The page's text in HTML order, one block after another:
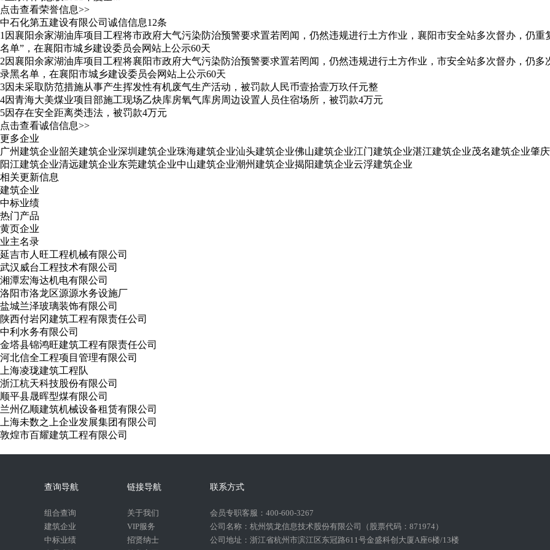
点击查看荣誉信息>>
中石化第五建设有限公司诚信信息12条
1 因襄阳余家湖油库项目工程将市政府大气污染防治预警要求置若罔闻，仍然违规进行土方作业，襄阳市安全站多次督办，仍
名单”，在襄阳市城乡建设委员会网站上公示60天
2因襄阳余家湖油库项目工程将襄阳市政府大气污染防治预警要求置若罔闻，仍然违规进行土方作业，市安全站多次督办，仍
录黑名单，在襄阳市城乡建设委员会网站上公示60天
3因未采取防范措施从事产生挥发性有机废气生产活动，被罚款人民币壹拾壹万玖仟元整
4因青海大美煤业项目部施工现场乙炔库房氧气库房周边设置人员住宿场所，被罚款4万元
5因存在安全距离类违法，被罚款4万元
点击查看诚信信息>>
更多企业
广州建筑企业韶关建筑企业深圳建筑企业珠海建筑企业汕头建筑企业佛山建筑企业江门建筑企业湛江建筑企业茂名建筑企业肇
阳江建筑企业清远建筑企业东莞建筑企业中山建筑企业潮州建筑企业揭阳建筑企业云浮建筑企业
相关更新信息
建筑企业
中标业绩
热门产品
黄页企业
业主名录
延吉市人旺工程机械有限公司
武汉威台工程技术有限公司
湘潭宏海达机电有限公司
洛阳市洛龙区源源水务设施厂
盐城兰泽玻璃装饰有限公司
陕西付岩冈建筑工程有限责任公司
中利水务有限公司
金塔县锦鸿旺建筑工程有限责任公司
河北信全工程项目管理有限公司
上海凌珑建筑工程队
浙江杭天科技股份有限公司
顺平县晟晖型煤有限公司
兰州亿顺建筑机械设备租赁有限公司
上海未数之上企业发展集团有限公司
敦煌市百耀建筑工程有限公司
查询导航
组合查询
建筑企业
中标业绩
链接导航
关于我们
VIP服务
招贤纳士
联系方式
会员专职客服：400-600-3267
公司名称：杭州筑龙信息技术股份有限公司（股票代码：871974）
公司地址：浙江省杭州市滨江区东冠路611号金盛科创大厦A座6楼/13楼